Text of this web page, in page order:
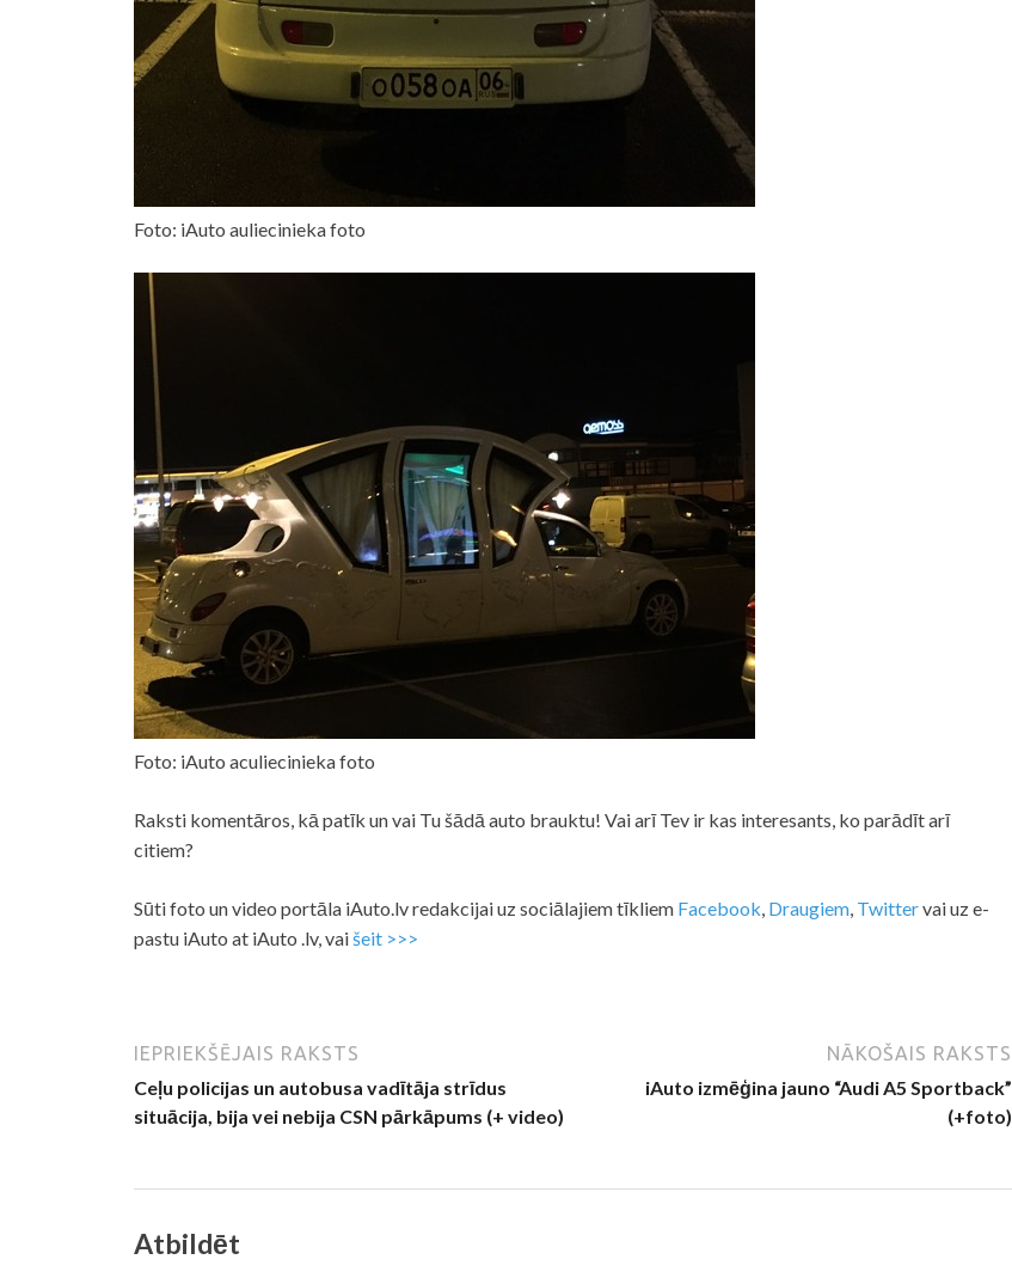
Foto: iAuto auliecinieka foto
Foto: iAuto aculiecinieka foto
Raksti komentāros, kā patīk un vai Tu šādā auto brauktu! Vai arī Tev ir kas interesants, ko parādīt arī
citiem?
Sūti foto un video portāla iAuto.lv redakcijai uz sociālajiem tīkliem Facebook, Draugiem, Twittervai uz e-
pastu iAuto at iAuto .lv, vaišeit >>>
IEPRIEKŠĒJAIS RAKSTS
Ceļu policijas un autobusa vadītāja strīdus
situācija, bija vei nebija CSN pārkāpums (+ video)
NĀKOŠAIS RAKSTS
iAuto izmēģina jauno “Audi A5 Sportback”
(+foto)
Atbildēt